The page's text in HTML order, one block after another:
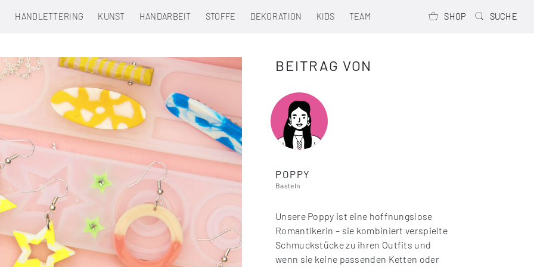
HANDLETTERING KUNST HANDARBEIT STOFFE DEKORATION KIDS TEAM SHOP SUCHE
BEITRAG VON
POPPY
Basteln
Unsere Poppy ist eine hoffnungslose
Romantikerin – sie kombiniert verspielte
Schmuckstücke zu ihren Outfits und
wenn sie keine passenden Ketten oder